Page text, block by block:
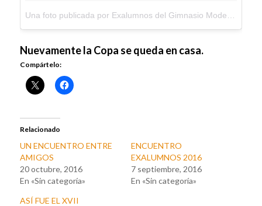
Nuevamente la Copa se queda en casa.
Compártelo:
Relacionado
UN ENCUENTRO ENTRE
AMIGOS
20 octubre, 2016
En «Sin categoría»
ENCUENTRO
EXALUMNOS 2016
7 septiembre, 2016
En «Sin categoría»
ASÍ FUE EL XVII